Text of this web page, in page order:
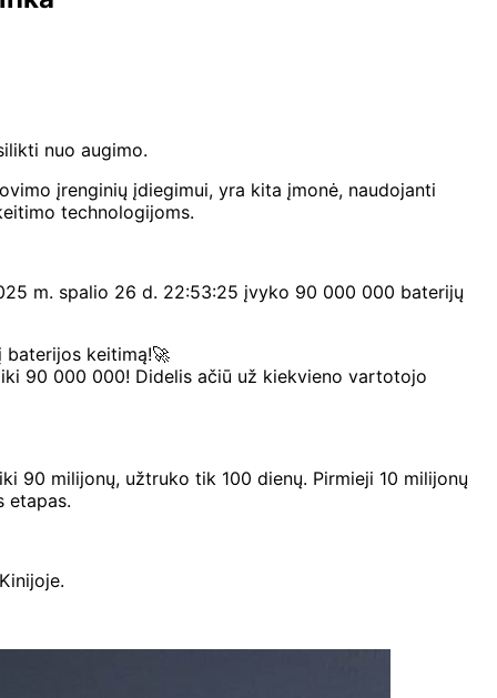
nuo augimo.
įrenginių įdiegimui, yra kita įmonė, naudojanti
technologijoms.
m. spalio 26 d. 22:53:25 įvyko 90 000 000 baterijų
keitimą!🚀
90 000 000! Didelis ačiū už kiekvieno vartotojo
90 milijonų, užtruko tik 100 dienų. Pirmieji 10 milijonų
etapas.